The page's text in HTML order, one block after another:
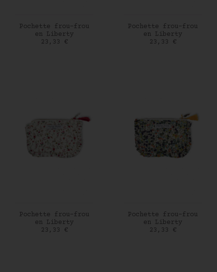
AJOUTER AU PANIER
Pochette frou-frou
en Liberty
Prix
23,33 €
AJOUTER AU PANIER
Pochette frou-frou
en Liberty
Prix
23,33 €
AJOUTER AU PANIER
Pochette frou-frou
en Liberty
Prix
23,33 €
AJOUTER AU PANIER
Pochette frou-frou
en Liberty
Prix
23,33 €